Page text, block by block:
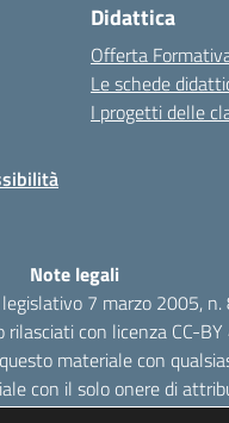
Didattica
Offerta
Le schede
I progetti delle
Note legali
7 marzo 2005,
con licenza CC-
materiale con
con il solo onere di